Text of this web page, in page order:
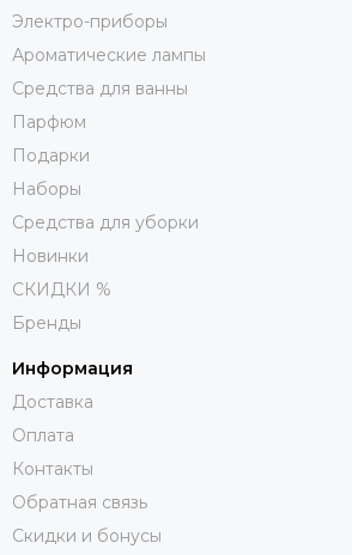
Электро-приборы
Ароматические лампы
Средства для ванны
Парфюм
Подарки
Наборы
Средства для уборки
Новинки
СКИДКИ %
Бренды
Информация
Доставка
Оплата
Контакты
Обратная связь
Скидки и бонусы